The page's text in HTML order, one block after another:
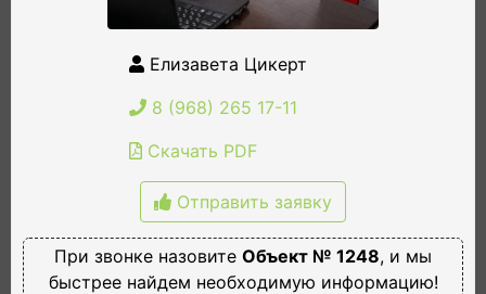
Елизавета Цикерт
8 (968) 265 17-11
Скачать PDF
Отправить заявку
При звонке назовите Объект № 1248, и мы
быстрее найдем необходимую информацию!